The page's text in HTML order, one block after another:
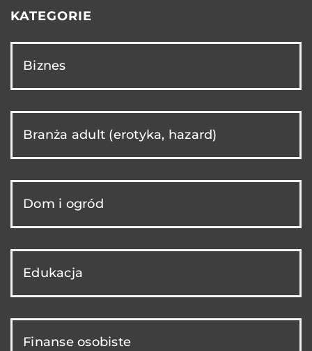
KATEGORIE
Biznes
Branża adult (erotyka, hazard)
Dom i ogród
Edukacja
Finanse osobiste